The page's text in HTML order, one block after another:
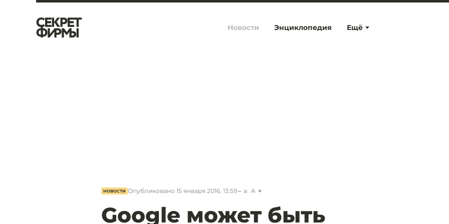
Ещё
Новости Энциклопедия
НОВОСТИ Опубликовано 15 января 2016, 13:59 a A
Google может быть